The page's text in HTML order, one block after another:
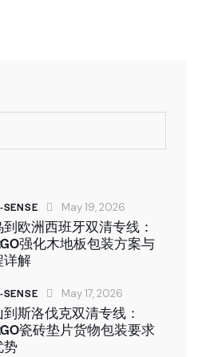
May 19, 2026
欧洲西班牙双清专线：
强化木地板包装方案与
详解
May 17, 2026
斯洛伐克双清专线：
瓷砖垫片货物包装要求
势